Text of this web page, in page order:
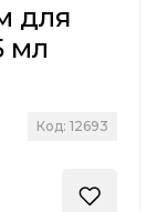
для
мл
Код: 12693